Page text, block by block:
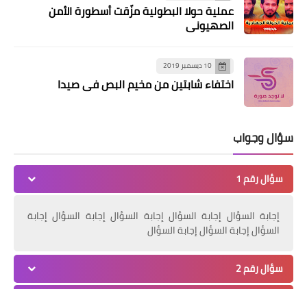
غير التقليدية
عملية حولا البطولية مزّقت أسطورة الأمن
الصهيوني
10 ديسمبر 2019
اختفاء شابتين من مخيم البص في صيدا
سؤال وجواب
سؤال رقم 1
إجابة السؤال إجابة السؤال إجابة السؤال إجابة السؤال إجابة
السؤال إجابة السؤال إجابة السؤال
سؤال رقم 2